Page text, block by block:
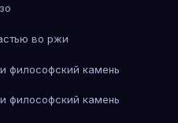
во ржи
философский камень
философский камень